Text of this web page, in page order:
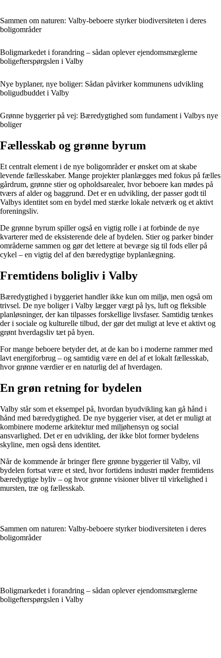
Sammen om naturen: Valby-beboere styrker biodiversiteten i deres
boligområder
Boligmarkedet i forandring – sådan oplever ejendomsmæglerne
boligefterspørgslen i Valby
Nye byplaner, nye boliger: Sådan påvirker kommunens udvikling
boligudbuddet i Valby
Grønne byggerier på vej: Bæredygtighed som fundament i Valbys nye
boliger
Fællesskab og grønne byrum
Et centralt element i de nye boligområder er ønsket om at skabe
levende fællesskaber. Mange projekter planlægges med fokus på fælles
gårdrum, grønne stier og opholdsarealer, hvor beboere kan mødes på
tværs af alder og baggrund. Det er en udvikling, der passer godt til
Valbys identitet som en bydel med stærke lokale netværk og et aktivt
foreningsliv.
De grønne byrum spiller også en vigtig rolle i at forbinde de nye
kvarterer med de eksisterende dele af bydelen. Stier og parker binder
områderne sammen og gør det lettere at bevæge sig til fods eller på
cykel – en vigtig del af den bæredygtige byplanlægning.
Fremtidens boligliv i Valby
Bæredygtighed i byggeriet handler ikke kun om miljø, men også om
trivsel. De nye boliger i Valby lægger vægt på lys, luft og fleksible
planløsninger, der kan tilpasses forskellige livsfaser. Samtidig tænkes
der i sociale og kulturelle tilbud, der gør det muligt at leve et aktivt og
grønt hverdagsliv tæt på byen.
For mange beboere betyder det, at de kan bo i moderne rammer med
lavt energiforbrug – og samtidig være en del af et lokalt fællesskab,
hvor grønne værdier er en naturlig del af hverdagen.
En grøn retning for bydelen
Valby står som et eksempel på, hvordan byudvikling kan gå hånd i
hånd med bæredygtighed. De nye byggerier viser, at det er muligt at
kombinere moderne arkitektur med miljøhensyn og social
ansvarlighed. Det er en udvikling, der ikke blot former bydelens
skyline, men også dens identitet.
Når de kommende år bringer flere grønne byggerier til Valby, vil
bydelen fortsat være et sted, hvor fortidens industri møder fremtidens
bæredygtige byliv – og hvor grønne visioner bliver til virkelighed i
mursten, træ og fællesskab.
Sammen om naturen: Valby-beboere styrker biodiversiteten i deres
boligområder
Boligmarkedet i forandring – sådan oplever ejendomsmæglerne
boligefterspørgslen i Valby